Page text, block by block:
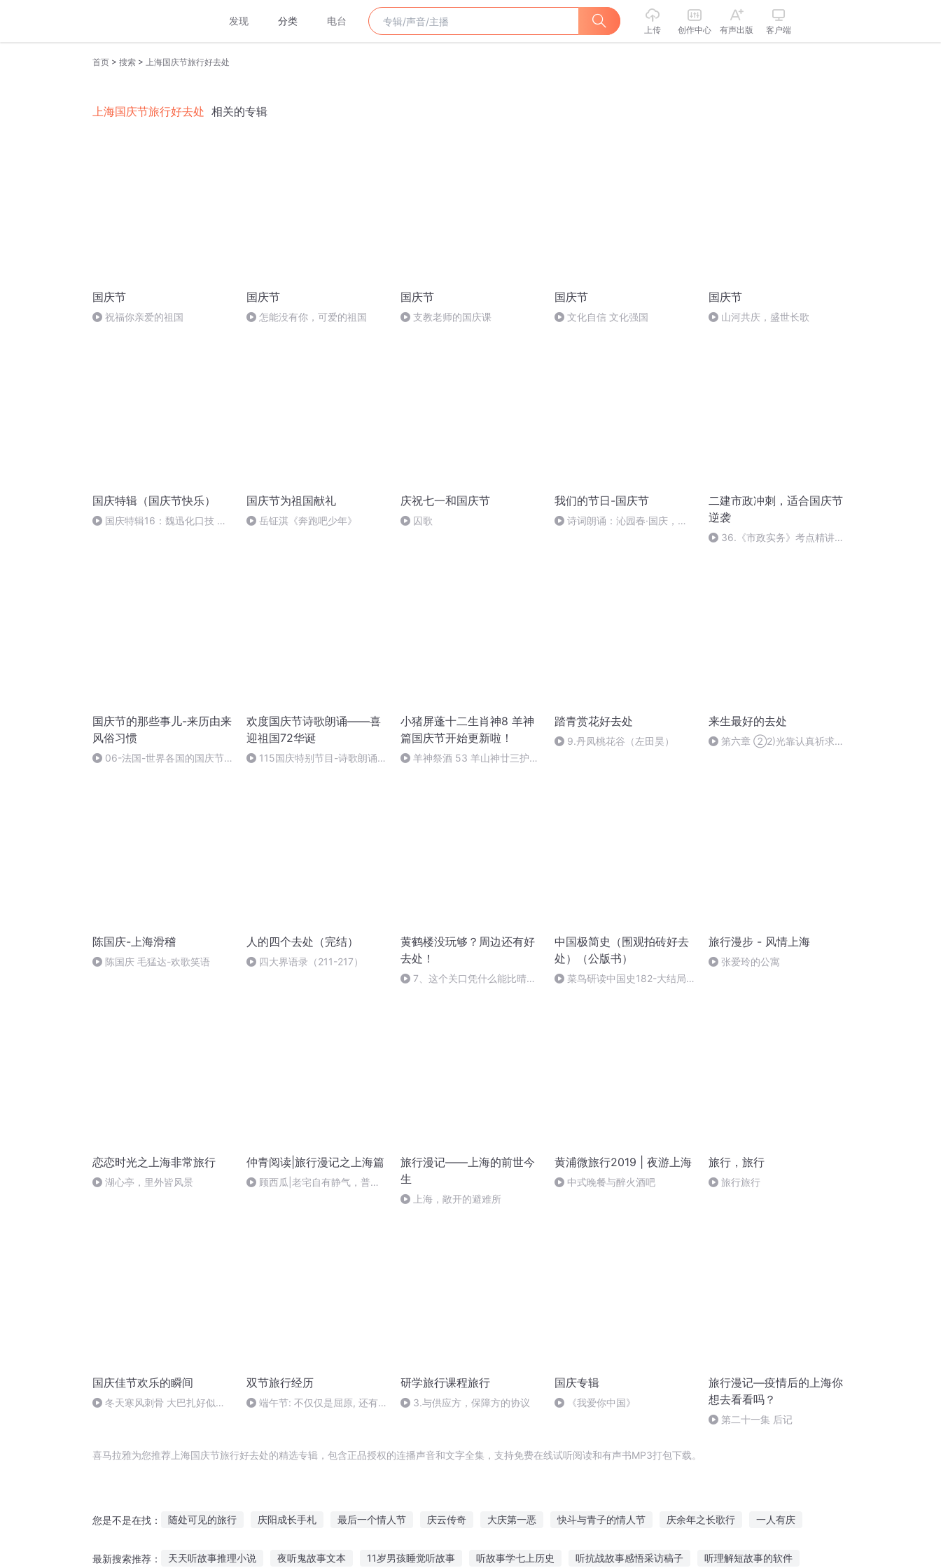
发现 分类 电台
上传 创作中心 有声出版 客户端
首页 > 搜索 > 上海国庆节旅行好去处
上海国庆节旅行好去处 相关的专辑
国庆节
祝福你亲爱的祖国
国庆节
怎能没有你，可爱的祖国
国庆节
支教老师的国庆课
国庆节
文化自信 文化强国
国庆节
山河共庆，盛世长歌
国庆特辑（国庆节快乐）
国庆特辑16：魏迅化口技 二
国庆节为祖国献礼
岳钲淇《奔跑吧少年》
庆祝七一和国庆节
囚歌
我们的节日-国庆节
诗词朗诵：沁园春·国庆，朗
二建市政冲刺，适合国庆节
逆袭
36.《市政实务》考点精讲第
国庆节的那些事儿-来历由来
风俗习惯
06-法国-世界各国的国庆节-
欢度国庆节诗歌朗诵——喜
迎祖国72华诞
115国庆特别节目-诗歌朗诵-
小猪屏蓬十二生肖神8 羊神
篇国庆节开始更新啦！
羊神祭酒 53 羊山神廿三护祭
踏青赏花好去处
9.丹凤桃花谷（左田昊）
来生最好的去处
第六章 ②2)光靠认真祈求，
陈国庆-上海滑稽
陈国庆 毛猛达-欢歌笑语
人的四个去处（完结）
四大界语录（211-217）
黄鹤楼没玩够？周边还有好
去处！
7、这个关口凭什么能比晴川
中国极简史（围观拍砖好去
处）（公版书）
菜鸟研读中国史182-大结局
旅行漫步 - 风情上海
张爱玲的公寓
恋恋时光之上海非常旅行
湖心亭，里外皆风景
仲青阅读|旅行漫记之上海篇
顾西瓜|老宅自有静气，普洱
旅行漫记——上海的前世今
生
上海，敞开的避难所
黄浦微旅行2019 | 夜游上海
中式晚餐与醉火酒吧
旅行，旅行
旅行旅行
国庆佳节欢乐的瞬间
冬天寒风刺骨 大巴扎好似温
双节旅行经历
端午节: 不仅仅是屈原, 还有
研学旅行课程旅行
3.与供应方，保障方的协议
国庆专辑
《我爱你中国》
旅行漫记—疫情后的上海你
想去看看吗？
第二十一集 后记
喜马拉雅为您推荐上海国庆节旅行好去处的精选专辑，包含正品授权的连播声音和文字全集，支持免费在线试听阅读和有声书MP3打包下载。
您是不是在找： 随处可见的旅行 庆阳成长手札 最后一个情人节 庆云传奇 大庆第一恶 快斗与青子的情人节 庆余年之长歌行 一人有庆
最新搜索推荐： 天天听故事推理小说 夜听鬼故事文本 11岁男孩睡觉听故事 听故事学七上历史 听抗战故事感悟采访稿子 听理解短故事的软件